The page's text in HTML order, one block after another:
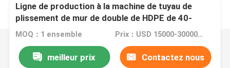
Ligne de production à la machine de tuyau de
plissement de mur de double de HDPE de 40-
110mm
MOQ：1 ensemble Prix：USD 15000-30000 per set
meilleur prix Contactez nous